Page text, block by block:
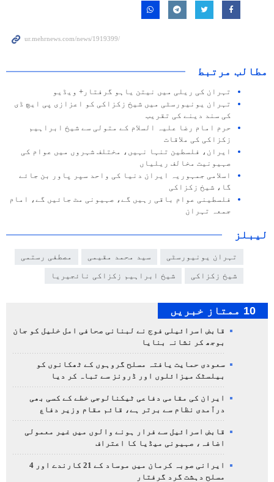
مطالب مرتبط
تہران کی ریلی میں نیتن یاہو گرفتار+ ویڈیو
تہران یونیورسٹی میں شیخ زکزاکی کو اعزازی پی ایچ ڈی
کی سند دینے کی تقریب
حرم امام رضا علیہ السلام کے متولی سے شیخ ابراہیم
زکزاکی کی ملاقات
ایران، فلسطین تنہا نہیں، مختلف شہروں میں عوام کی
صہیونیت مخالف ریلیاں
اسلامی جمہوریہ ایران دنیا کی واحد سپر پاور بن جائے
گا، شیخ زکزاکی
فلسطینی عوام باقی رہیں گے، صہیونی مٹ جائیں گے، امام
جمعہ تہران
لیبلز
تہران یونیورسٹی سید محمد مقیمی مصطفی رستمی
شیخ زکزاکی شیخ ابراہیم زکزاکی نائجیریا
10 ممتاز خبریں
قابض اسرائیلی فوج نے لبنانی صحافی امل خلیل کو جان
بوجھ کر نشانہ بنایا
سعودی حمایت یافتہ مسلح گروہوں کے ٹھکانوں کو
بیلسٹک میزائلوں اور ڈرونز سے تباہ کر دیا
ایران کی مقامی دفاعی ٹیکنالوجی خطے کے کسی بھی
درآمدی نظام سے برتر ہے، قائم مقام وزیر دفاع
قابض اسرائیل سے فرار ہونے والوں میں غیر معمولی
اضافہ، صہیونی میڈیا کا اعتراف
ایرانی صوبہ کرمان میں موساد کے 21 کارندے اور 4
مسلح دہشت گرد گرفتار